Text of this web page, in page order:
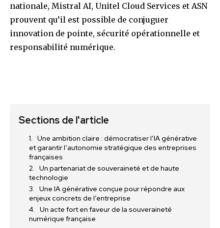
nationale, Mistral AI, Unitel Cloud Services et ASN
prouvent qu’il est possible de conjuguer
innovation de pointe, sécurité opérationnelle et
responsabilité numérique.
Sections de l'article
Une ambition claire : démocratiser l’IA générative
et garantir l’autonomie stratégique des entreprises
françaises
Un partenariat de souveraineté et de haute
technologie
Une IA générative conçue pour répondre aux
enjeux concrets de l’entreprise
Un acte fort en faveur de la souveraineté
numérique française